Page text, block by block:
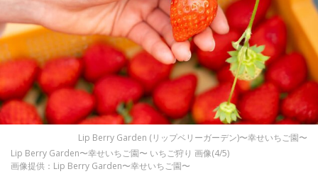
Lip Berry Garden (リップベリーガーデン)〜幸せいちご園〜
Lip Berry Garden〜幸せいちご園〜 いちご狩り 画像(4/5)
画像提供：Lip Berry Garden〜幸せいちご園〜